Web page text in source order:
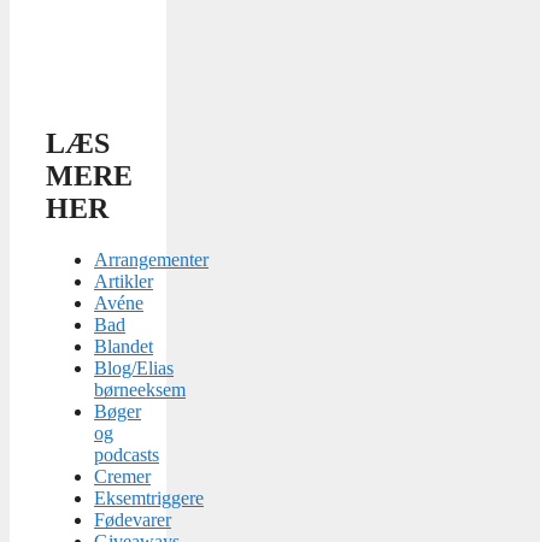
LÆS
MERE
HER
Arrangementer
Artikler
Avéne
Bad
Blandet
Blog/Elias
børneeksem
Bøger
og
podcasts
Cremer
Eksemtriggere
Fødevarer